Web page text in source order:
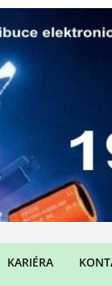
KARIÉRA